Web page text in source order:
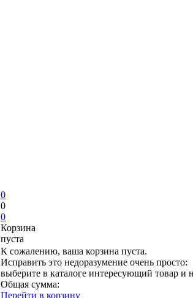
0
0
0
Корзина
пуста
К сожалению, ваша корзина пуста.
Исправить это недоразумение очень просто:
выберите в каталоге интересующий товар и
Общая сумма:
Перейти в корзину